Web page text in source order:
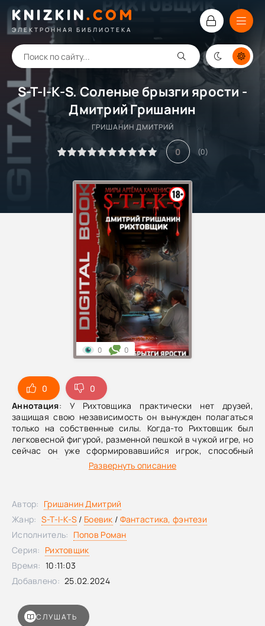
KNIZKIN. COM
ЭЛЕКТРОННАЯ БИБЛИОТЕКА
S-T-I-K-S. Соленые брызги ярости -
Дмитрий Гришанин
ГРИШАНИН ДМИТРИЙ
0 (0)
0
0
Аннотация: У Рихтовщика практически нет друзей,
защищая свою независимость он вынужден полагаться
только на собственные силы. Когда-то Рихтовщик был
легковесной фигурой, разменной пешкой в чужой игре, но
сейчас он уже сформировавшийся игрок, способный
сказать твёрдое «нет» бывшим покровителям. Рихтовщик
чтит принятые договорённости и обязательства, но
море тварей перед ним вспенится солёными брызгами
его ярости. приключения продолжаются…
Развернуть описание
0 0
СЛУШАТЬ
Автор: Гришанин Дмитрий
Жанр: S-T-I-K-S / Боевик / Фантастика, фэнтези
Исполнитель: Попов Роман
Серия: Рихтовщик
Время: 10:11:03
Добавлено: 25.02.2024